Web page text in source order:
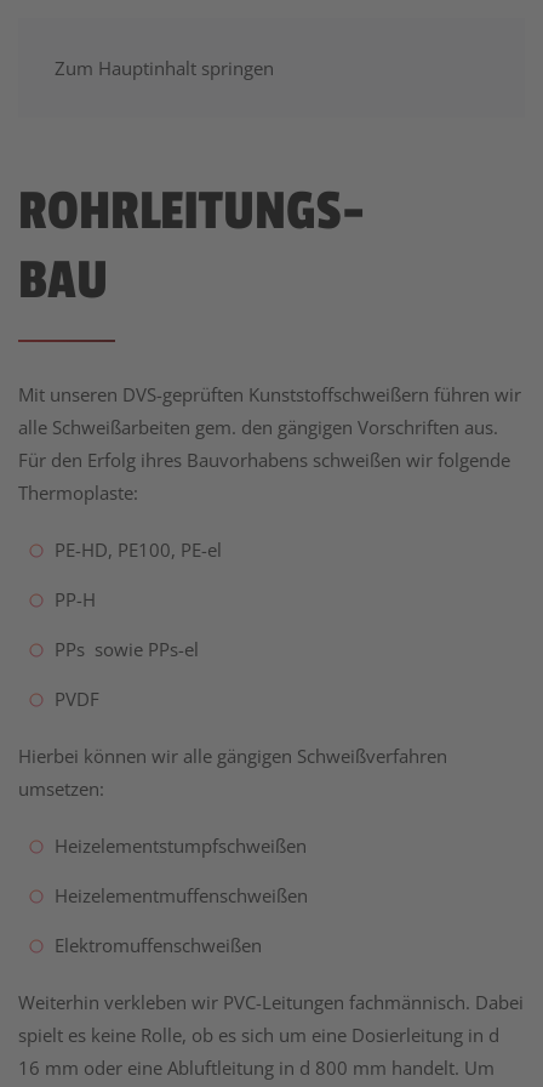
Zum Hauptinhalt springen
ROHRLEITUNGS-
BAU
Mit unseren DVS-geprüften Kunststoffschweißern führen wir
alle Schweißarbeiten gem. den gängigen Vorschriften aus.
Für den Erfolg ihres Bauvorhabens schweißen wir folgende
Thermoplaste:
PE-HD, PE100, PE-el
PP-H
PPs sowie PPs-el
PVDF
Hierbei können wir alle gängigen Schweißverfahren
umsetzen:
Heizelementstumpfschweißen
Heizelementmuffenschweißen
Elektromuffenschweißen
Weiterhin verkleben wir PVC-Leitungen fachmännisch. Dabei
spielt es keine Rolle, ob es sich um eine Dosierleitung in d
16 mm oder eine Abluftleitung in d 800 mm handelt. Um